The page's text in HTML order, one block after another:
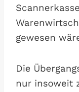
gewesen
Die
nur insoweit